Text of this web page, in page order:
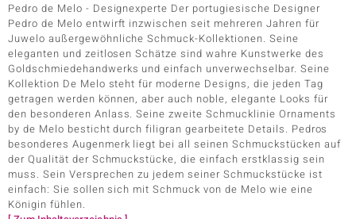
Pedro de Melo - Designexperte Der portugiesische Designer
Pedro de Melo entwirft inzwischen seit mehreren Jahren für
Juwelo außergewöhnliche Schmuck-Kollektionen. Seine
eleganten und zeitlosen Schätze sind wahre Kunstwerke des
Goldschmiedehandwerks und einfach unverwechselbar. Seine
Kollektion De Melo steht für moderne Designs, die jeden Tag
getragen werden können, aber auch noble, elegante Looks für
den besonderen Anlass. Seine zweite Schmucklinie Ornaments
by de Melo besticht durch filigran gearbeitete Details. Pedros
besonderes Augenmerk liegt bei all seinen Schmuckstücken auf
der Qualität der Schmuckstücke, die einfach erstklassig sein
muss. Sein Versprechen zu jedem seiner Schmuckstücke ist
einfach: Sie sollen sich mit Schmuck von de Melo wie eine
Königin fühlen.